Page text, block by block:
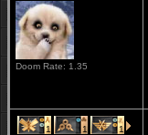
Doom Rate: 1.35
1 1 1